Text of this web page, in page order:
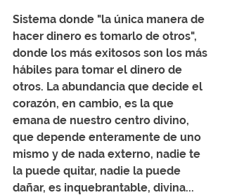
Sistema donde "la única manera de
hacer dinero es tomarlo de otros",
donde los más exitosos son los más
hábiles para tomar el dinero de
otros. La abundancia que decide el
corazón, en cambio, es la que
emana de nuestro centro divino,
que depende enteramente de uno
mismo y de nada externo, nadie te
la puede quitar, nadie la puede
dañar, es inquebrantable, divina...